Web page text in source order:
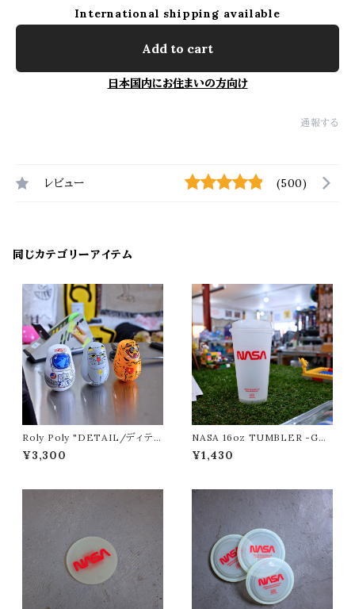
International shipping available
Add to cart
日本国内にお住まいの方向け
通報する
レビュー (500)
同じカテゴリーアイテム
Roly Poly "DETAIL/ディテー
ル"
¥3,300
NASA 16oz TUMBLER -GL
OW IN THE DARK-
¥1,430